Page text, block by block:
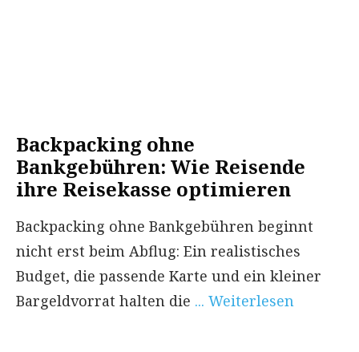
Backpacking ohne
Bankgebühren: Wie Reisende
ihre Reisekasse optimieren
Backpacking ohne Bankgebühren beginnt
nicht erst beim Abflug: Ein realistisches
Budget, die passende Karte und ein kleiner
Bargeldvorrat halten die ... Weiterlesen